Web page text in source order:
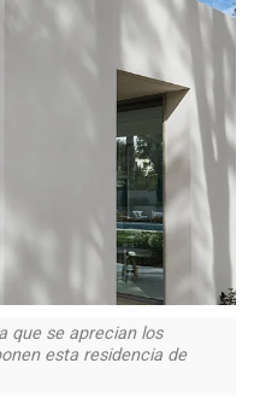
que se aprecian los
esta residencia de